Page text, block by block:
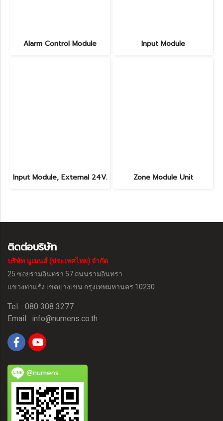
Alarm Control Module Input Module
Input Module, External 24V. Zone Module Unit
ติดต่อบริษัท
บริษัท นูเมนส์ (ประเทศไทย) จำกัด
25 ซอยรามอินทรา 57 ถนนรามอินทรา
แขวงท่าแร้ง เขตบางเขน กรุงเทพมหานคร 10230
Tel. : 080 308 3277
Email : info@numens.co.th
@numens